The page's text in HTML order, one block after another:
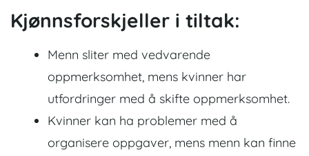
Kjønnsforskjeller i tiltak:
Menn sliter med vedvarende
oppmerksomhet, mens kvinner har
utfordringer med å skifte oppmerksomhet.
Kvinner kan ha problemer med å
organisere oppgaver, mens menn kan finne